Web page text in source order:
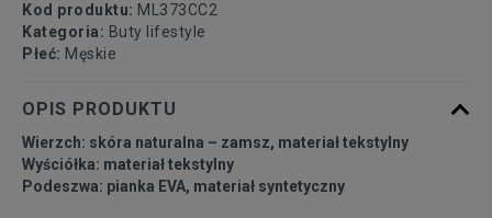
44 28 cm
45 29 cm Powiadom o dostępności
Kod produktu: ML373CC2
Kategoria: Buty lifestyle
Płeć: Męskie
OPIS PRODUKTU
Wierzch: skóra naturalna – zamsz, materiał tekstylny
Wyściółka: materiał tekstylny
Podeszwa: pianka EVA, materiał syntetyczny